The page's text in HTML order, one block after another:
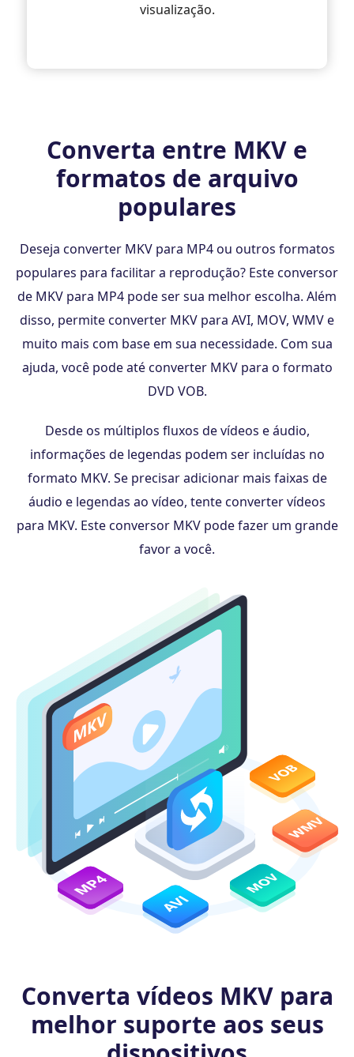
visualização.
Converta entre MKV e
formatos de arquivo
populares
Deseja converter MKV para MP4 ou outros formatos
populares para facilitar a reprodução? Este conversor
de MKV para MP4 pode ser sua melhor escolha. Além
disso, permite converter MKV para AVI, MOV, WMV e
muito mais com base em sua necessidade. Com sua
ajuda, você pode até converter MKV para o formato
DVD VOB.
Desde os múltiplos fluxos de vídeos e áudio,
informações de legendas podem ser incluídas no
formato MKV. Se precisar adicionar mais faixas de
áudio e legendas ao vídeo, tente converter vídeos
para MKV. Este conversor MKV pode fazer um grande
favor a você.
Converta vídeos MKV para
melhor suporte aos seus